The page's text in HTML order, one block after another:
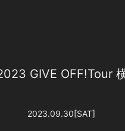
GIVE OFF!Tour
2023.09.30[SAT]